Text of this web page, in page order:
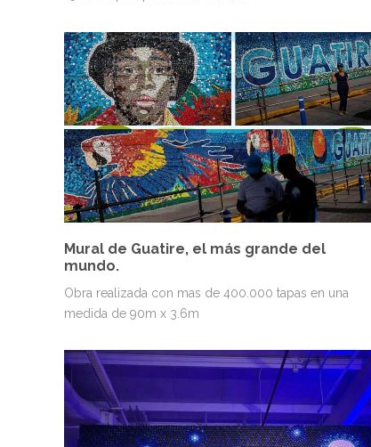
MURALES PAISAJES Y NATURALEZA VENEZUELA
Mural de Guatire, el más grande del
mundo.
Obra realizada con mas de 400.000 tapas en una
medida de 90m x 3.6m